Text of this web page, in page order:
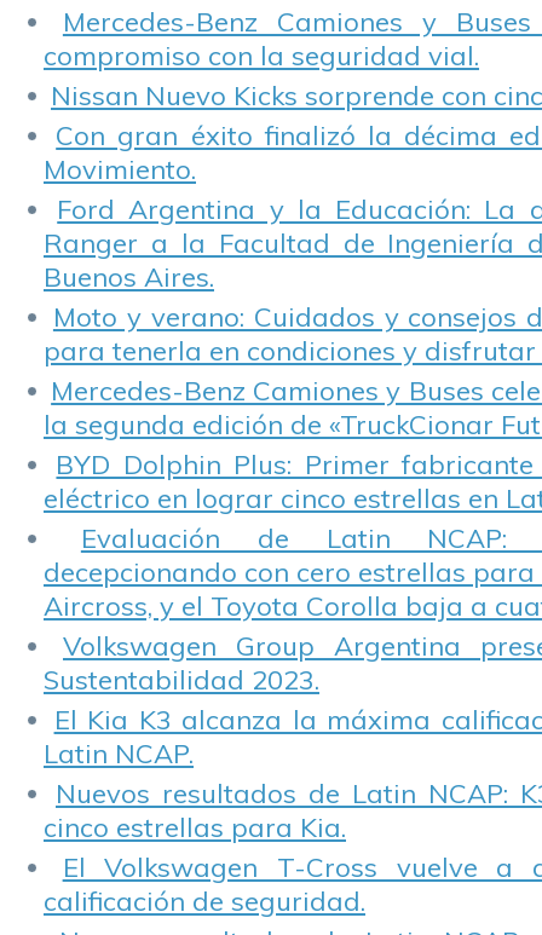
Mercedes-Benz Camiones y
compromiso con la seguridad vial.
Nissan Nuevo Kicks sorprende con
Con gran éxito finalizó la décima
Movimiento.
Ford Argentina y la Educación: La
Ranger a la Facultad de Ingeniería
Buenos Aires.
Moto y verano: Cuidados y consejos
para tenerla en condiciones y disfrutar
Mercedes-Benz Camiones y Buses
la segunda edición de «TruckCionar
BYD Dolphin Plus: Primer
eléctrico en lograr cinco estrellas en
Evaluación de Latin NCAP:
decepcionando con cero estrellas para
Aircross, y el Toyota Corolla baja a
Volkswagen Group Argentina
Sustentabilidad 2023.
El Kia K3 alcanza la máxima
Latin NCAP.
Nuevos resultados de Latin NCAP:
cinco estrellas para Kia.
El Volkswagen T-Cross vuelve a
calificación de seguridad.